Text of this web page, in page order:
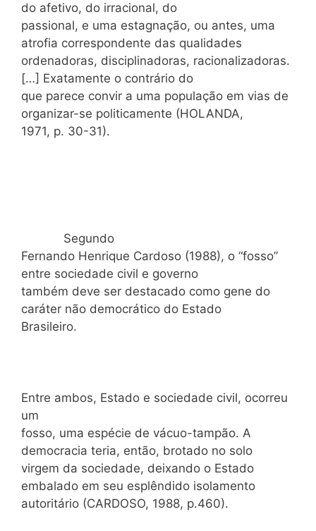
do afetivo, do irracional, do
passional, e uma estagnação, ou antes, uma
atrofia correspondente das qualidades
ordenadoras, disciplinadoras, racionalizadoras.
[…] Exatamente o contrário do
que parece convir a uma população em vias de
organizar-se politicamente (HOLANDA,
1971, p. 30-31).
Segundo
Fernando Henrique Cardoso (1988), o “fosso”
entre sociedade civil e governo
também deve ser destacado como gene do
caráter não democrático do Estado
Brasileiro.
Entre ambos, Estado e sociedade civil, ocorreu
um
fosso, uma espécie de vácuo-tampão. A
democracia teria, então, brotado no solo
virgem da sociedade, deixando o Estado
embalado em seu esplêndido isolamento
autoritário (CARDOSO, 1988, p.460).